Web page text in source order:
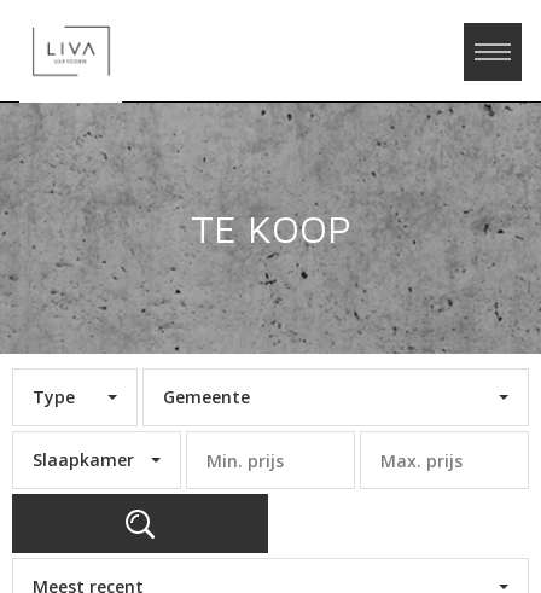
TE KOOP
Type Gemeente
Slaapkamer
Meest recent